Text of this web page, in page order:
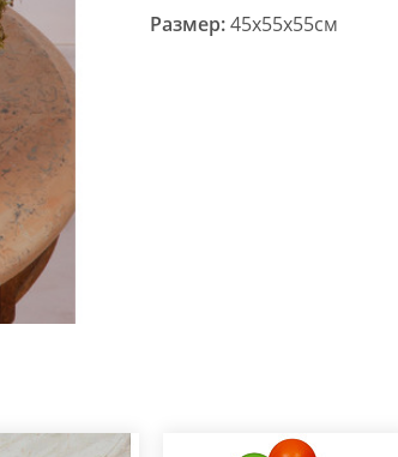
Размер:45x55x55см